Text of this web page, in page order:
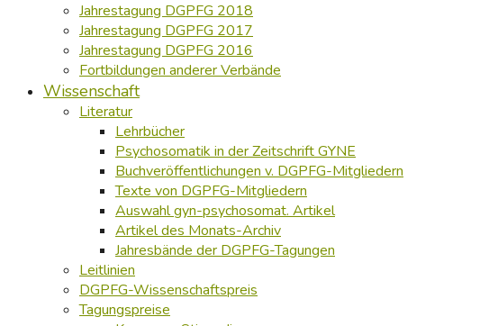
Jahrestagung DGPFG 2018
Jahrestagung DGPFG 2017
Jahrestagung DGPFG 2016
Fortbildungen anderer Verbände
Wissenschaft
Literatur
Lehrbücher
Psychosomatik in der Zeitschrift GYNE
Buchveröffentlichungen v. DGPFG-Mitgliedern
Texte von DGPFG-Mitgliedern
Auswahl gyn-psychosomat. Artikel
Artikel des Monats-Archiv
Jahresbände der DGPFG-Tagungen
Leitlinien
DGPFG-Wissenschaftspreis
Tagungspreise